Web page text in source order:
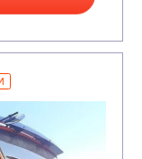
Крано-
КОММУНАЛЬНАЯ
ТЕХНИКА
Комбинированные
машины